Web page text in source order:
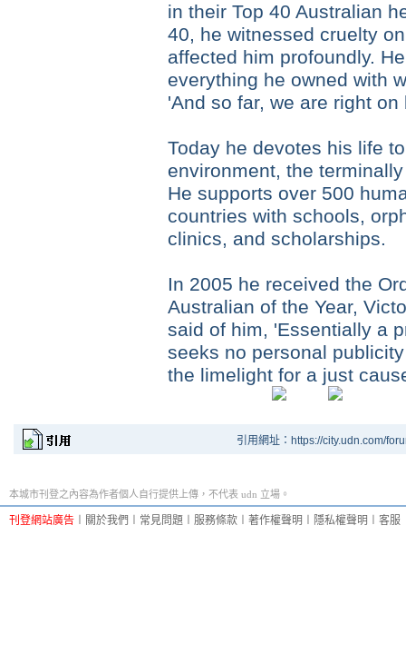
in their Top 40 Australian
40, he witnessed cruelty
affected him profoundly.
everything he owned with
'And so far, we are right
Today he devotes his life
environment, the
He supports over 500
countries with schools,
clinics, and scholarships.
In 2005 he received the
Australian of the Year,
said of him, 'Essentially a
seeks no personal
the limelight for a just
引用網址：https://city.udn.com/
本城市刊登之內容為作者個人自行提供上傳，不代表 udn 立場。
刊登網站廣告 關於我們 常見問題 服務條款 著作權聲明 隱私權聲明 客服